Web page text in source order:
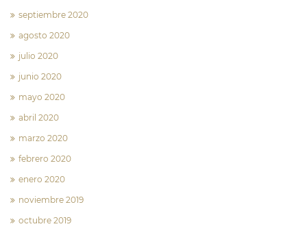
septiembre 2020
agosto 2020
julio 2020
junio 2020
mayo 2020
abril 2020
marzo 2020
febrero 2020
enero 2020
noviembre 2019
octubre 2019